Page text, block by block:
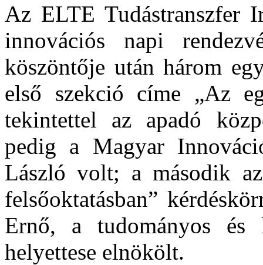
Az ELTE Tudástranszfer
innovációs napi
köszöntője után három
első szekció címe „Az
tekintettel az apadó
pedig a Magyar
László volt; a második
felsőoktatásban”
Ernő, a tudományos és
helyettese elnökölt.